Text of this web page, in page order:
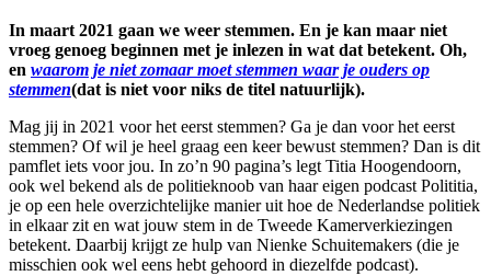
In maart 2021 gaan we weer stemmen. En je kan maar niet
vroeg genoeg beginnen met je inlezen in wat dat betekent. Oh,
en waarom je niet zomaar moet stemmen waar je ouders op
stemmen(dat is niet voor niks de titel natuurlijk).
Mag jij in 2021 voor het eerst stemmen? Ga je dan voor het eerst
stemmen? Of wil je heel graag een keer bewust stemmen? Dan is dit
pamflet iets voor jou. In zo’n 90 pagina’s legt Titia Hoogendoorn,
ook wel bekend als de politieknoob van haar eigen podcast Polititia,
je op een hele overzichtelijke manier uit hoe de Nederlandse politiek
in elkaar zit en wat jouw stem in de Tweede Kamerverkiezingen
betekent. Daarbij krijgt ze hulp van Nienke Schuitemakers (die je
misschien ook wel eens hebt gehoord in diezelfde podcast).